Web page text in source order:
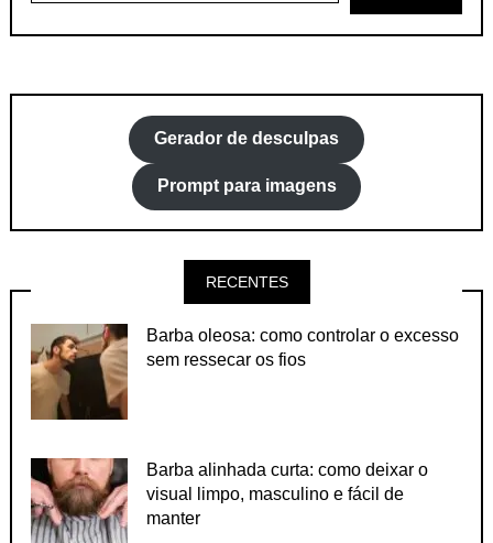
Gerador de desculpas
Prompt para imagens
RECENTES
Barba oleosa: como controlar o excesso
sem ressecar os fios
Barba alinhada curta: como deixar o
visual limpo, masculino e fácil de
manter